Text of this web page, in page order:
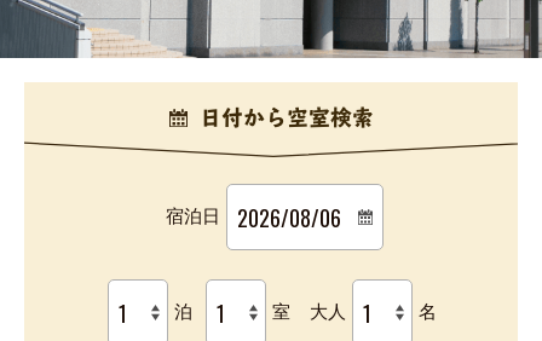
日付から空室検索
宿泊日
泊 室 大人 名